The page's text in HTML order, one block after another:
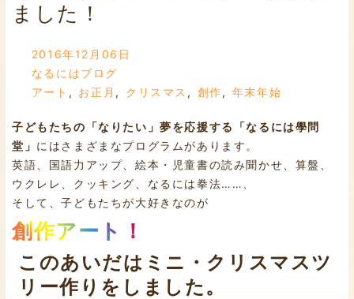
ました！
2016年12月06日
なるにはブログ
アート , お正月 , クリスマス , 創作, 年末年始
子どもたちの「なりたい」夢を応援する「なるには學問
堂」 にはさまざまなプログラムがあります。
英語、国語力アップ、絵本・児童書の読み聞かせ、算盤、
ウクレレ、クッキング、なるには拳法……、
そして、子どもたちが大好きなのが
創作アート！
このあいだはミニ・クリスマスツ
リー作りをしました。